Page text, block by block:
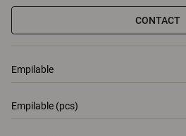
CONTACT
Empilable
Empilable (pcs)